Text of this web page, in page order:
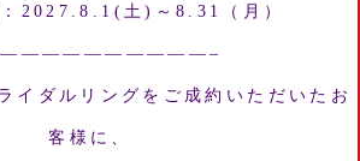
：2027.8.1(土)～8.31（月）
イダルリングをご成約いただいたお
客様に、